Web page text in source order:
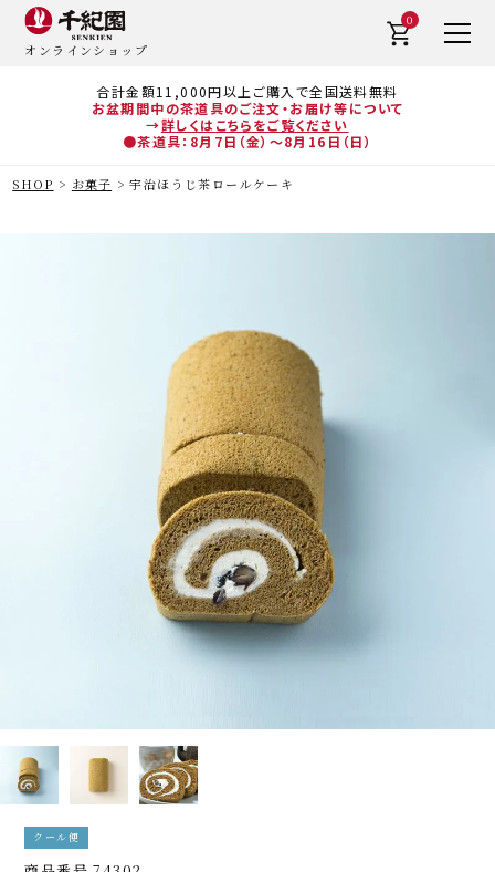
合計金額11,000円以上ご購入で全国送料無料
お盆期間中の茶道具のご注文・お届け等について
→詳しくはこちらをご覧ください
●茶道具：8月7日（金）～8月16日（日）
オンラインショップ
0
SHOP お菓子 宇治ほうじ茶ロールケーキ
クール便